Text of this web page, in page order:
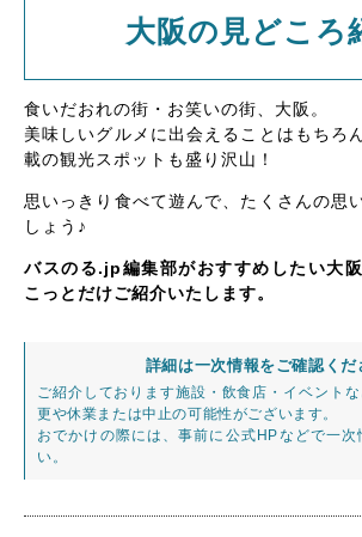
大阪の見どころ
食いだおれの街・お笑いの街、大阪。
美味しいグルメに出会えることはもちろ
載の観光スポットも盛り沢山！
思いっきり食べて遊んで、たくさんの思
しょう♪
バスのる.jp編集部がおすすめしたい大
こっとだけご紹介いたします。
詳細は一次情報をご確認くだ
ご紹介しております施設・飲食店・イベント
更や休業または中止の可能性がございます。
おでかけの際には、事前に公式HPなどで一次
い。